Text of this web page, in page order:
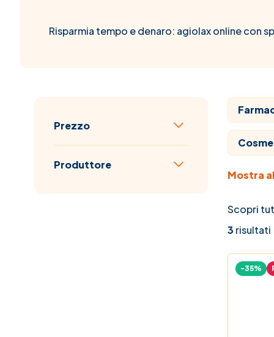
Risparmia tempo e denaro: agiolax online con
Passa all'elenco prodotti
Prezzo
Produttore
Mostra
Scopri
3 risultati
-35%